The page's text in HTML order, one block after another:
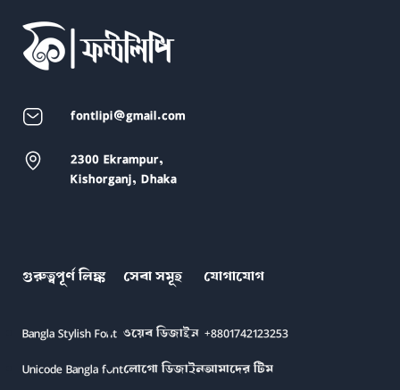
fontlipi@gmail.com
2300 Ekrampur,
Kishorganj, Dhaka
গুরুত্বপূর্ণ লিঙ্ক
Bangla Stylish Font
Unicode Bangla font
সেবা সমূহ
ওয়েব ডিজাইন
লোগো ডিজাইন
যোগাযোগ
+8801742123253
আমাদের টিম